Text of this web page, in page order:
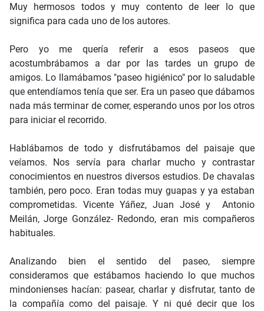
Muy hermosos todos y muy contento de leer lo que
significa para cada uno de los autores.
Pero yo me quería referir a esos paseos que
acostumbrábamos a dar por las tardes un grupo de
amigos. Lo llamábamos "paseo higiénico" por lo saludable
que entendíamos tenía que ser. Era un paseo que dábamos
nada más terminar de comer, esperando unos por los otros
para iniciar el recorrido.
Hablábamos de todo y disfrutábamos del paisaje que
veíamos. Nos servía para charlar mucho y contrastar
conocimientos en nuestros diversos estudios. De chavalas
también, pero poco. Eran todas muy guapas y ya estaban
comprometidas. Vicente Yáñez, Juan José y Antonio
Meilán, Jorge González- Redondo, eran mis compañeros
habituales.
Analizando bien el sentido del paseo, siempre
consideramos que estábamos haciendo lo que muchos
mindonienses hacían: pasear, charlar y disfrutar, tanto de
la compañía como del paisaje. Y ni qué decir que los